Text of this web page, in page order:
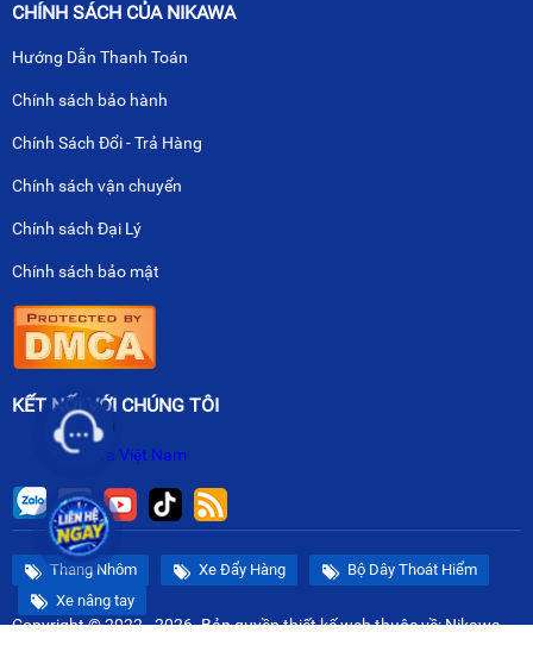
CHÍNH SÁCH CỦA NIKAWA
Hướng Dẫn Thanh Toán
Chính sách bảo hành
Chính Sách Đổi - Trả Hàng
Chính sách vận chuyển
Chính sách Đại Lý
Chính sách bảo mật
KẾT NỐI VỚI CHÚNG TÔI
Nikawa Việt Nam
Thang Nhôm Xe Đẩy Hàng
Bộ Dây Thoát Hiểm
Xe nâng tay
Copyright © 2022 - 2026. Bản quyềnthiết kế webthuộc về: Nikawa